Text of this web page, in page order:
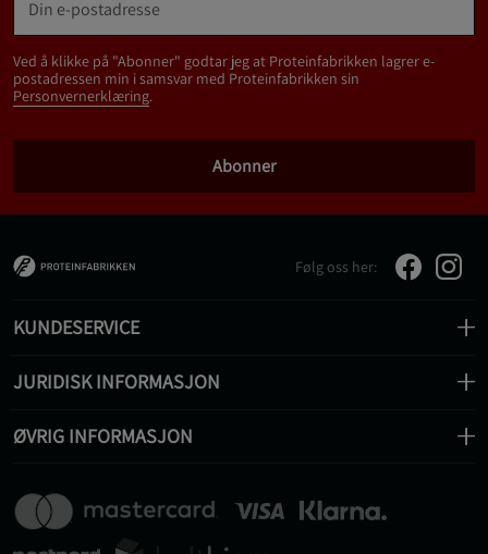
Ved å klikke på "Abonner" godtar jeg at Proteinfabrikken lagrer e-
postadressen min i samsvar med Proteinfabrikken sin
Personvernerklæring.
Abonner
Følg oss her:
KUNDESERVICE
JURIDISK INFORMASJON
ØVRIG INFORMASJON